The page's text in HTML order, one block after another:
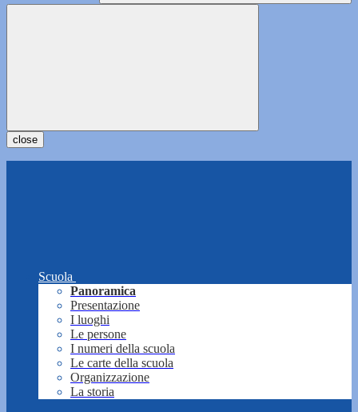
close
Scuola
Panoramica
Presentazione
I luoghi
Le persone
I numeri della scuola
Le carte della scuola
Organizzazione
La storia